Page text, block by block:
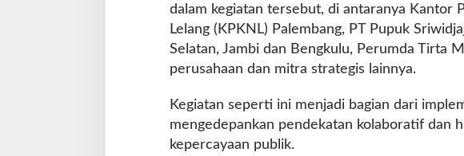
r
P
i
l
u
dalam kegiatan tersebut, di antaranya Kantor
Lelang (KPKNL) Palembang, PT Pupuk
Selatan, Jambi dan Bengkulu, Perumda Tirta
perusahaan dan mitra strategis lainnya.
Kegiatan seperti ini menjadi bagian dari
mengedepankan pendekatan kolaboratif dan
kepercayaan publik.